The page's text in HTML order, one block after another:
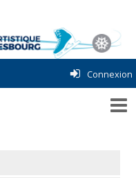
Connexion